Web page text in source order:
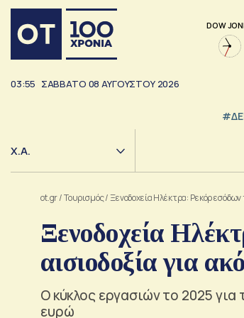
DOW
03:55 ΣΑΒΒΑΤΟ 08 ΑΥΓΟΥΣΤΟΥ 2026
Χ.Α.
ot.gr/Τουρισμός/ Ξενοδοχεία Ηλέκτρα: Ρεκόρ
Ξενοδοχεία
αισιοδοξία για
Ο κύκλος εργασιών το 2025
ευρώ